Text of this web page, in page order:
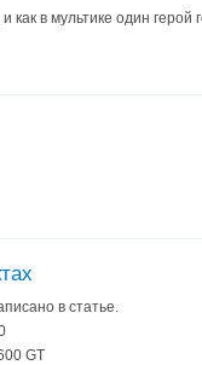
как в мультике один
в статье.
GT